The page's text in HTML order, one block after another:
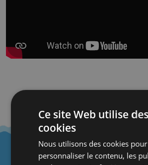
NIVEAU
Aucun !
Ce site Web utilise
cookies
Nous utilisons des cookies pour
personnaliser le contenu, les